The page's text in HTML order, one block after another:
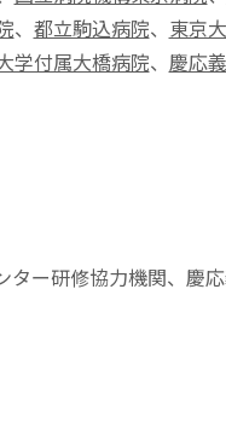
、 都立駒込病院、 東京
学付属大橋病院、 慶応
ー研修協力機関、慶